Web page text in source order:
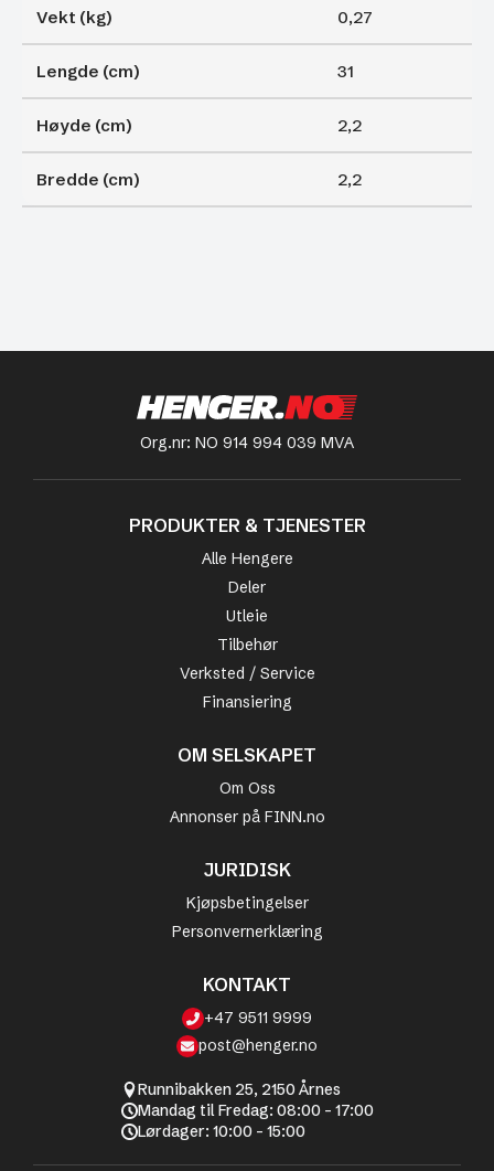
Vekt (kg) 0,27
Lengde (cm) 31
Høyde (cm) 2,2
Bredde (cm) 2,2
Org.nr: NO 914 994 039 MVA
PRODUKTER & TJENESTER
Alle Hengere
Deler
Utleie
Tilbehør
Verksted / Service
Finansiering
OM SELSKAPET
Om Oss
Annonser på FINN.no
JURIDISK
Kjøpsbetingelser
Personvernerklæring
KONTAKT
+47 9511 9999
post@henger.no
Runnibakken 25, 2150 Årnes
Mandag til Fredag: 08:00 - 17:00
Lørdager: 10:00 - 15:00